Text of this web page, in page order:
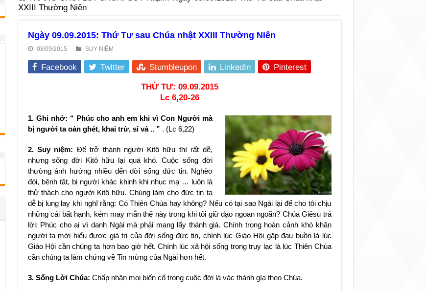
XXIII Thường Niên
Ngày 09.09.2015: Thứ Tư sau Chúa nhật XXIII Thường Niên
08/09/2015 SUY NIỆM
Facebook Twitter Stumbleupon LinkedIn Pinterest
THỨ TƯ: 09.09.2015
Lc 6,20-26
1. Ghi nhớ: “ Phúc cho anh em khi vì Con Người mà
bị người ta oán ghét, khai trừ, sỉ vả .. ” . (Lc 6,22)
2. Suy niệm: Để trở thành người Kitô hữu thì rất dễ,
nhưng sống đời Kitô hữu lại quá khó. Cuộc sống đời
thường ảnh hưởng nhiều đến đời sống đức tin. Nghèo
đói, bệnh tật, bị người khác khinh khi nhục mạ … luôn là
thử thách cho người Kitô hữu. Chúng làm cho đức tin ta
dễ bị lung lay khi nghĩ rằng: Có Thiên Chúa hay không? Nếu có tại sao Ngài lại để cho tôi chịu
những cái bất hạnh, kém may mắn thế này trong khi tôi giữ đạo ngoan ngoãn? Chúa Giêsu trả
lời: Phúc cho ai vì danh Ngài mà phải mang lấy thánh giá. Chính trong hoàn cảnh khó khăn
người ta mới hiểu được giá trị của đời sống đức tin, chính lúc Giáo Hội gặp đau buồn là lúc
Giáo Hội cần chúng ta hơn bao giờ hết. Chính lúc xã hội sống trong trụy lạc là lúc Thiên Chúa
cần chúng ta làm chứng về Tin mừng của Ngài hơn hết.
3. Sống Lời Chúa: Chấp nhận mọi biến cố trong cuộc đời là vác thánh gía theo Chúa.